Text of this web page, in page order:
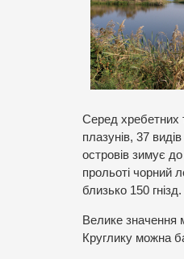
Серед хребетних
плазунів, 37
островів зимує
прольоті чорний
близько 150
Велике значення
Круглику можна